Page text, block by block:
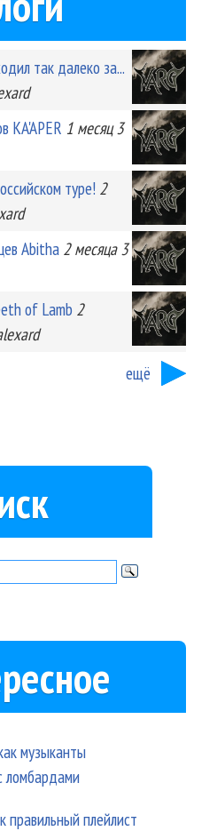
так далеко за...
KA'APER 1 месяц 3
туре! 2
Abitha 2 месяца 3
of Lamb 2
ещё
музыканты
ломбардами
правильный плейлист